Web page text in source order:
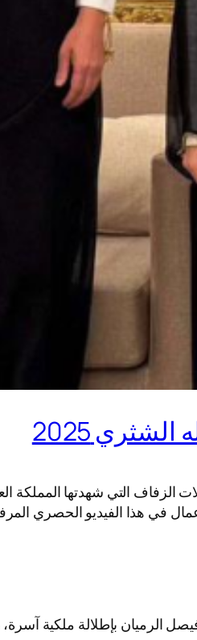
2025
في عام 2025، هو واحد من أضخم وأروع حفلات الزفاف
في هذا الفيديو الحصري
بإطلالة ملكية آسرة،